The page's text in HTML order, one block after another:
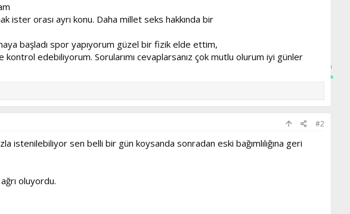
ister orası ayrı konu. Daha millet seks hakkında bir
başladı spor yapıyorum güzel bir fizik elde ettim,
edebiliyorum. Sorularımı cevaplarsanız çok mutlu olurum iyi günler
#2
sen belli bir gün koysanda sonradan eski bağımlılığına geri
oluyordu.